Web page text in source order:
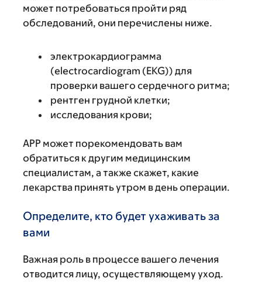
может потребоваться пройти ряд
обследований, они перечислены ниже.
электрокардиограмма
(electrocardiogram (EKG)) для
проверки вашего сердечного ритма;
рентген грудной клетки;
исследования крови;
APP может порекомендовать вам
обратиться к другим медицинским
специалистам, а также скажет, какие
лекарства принять утром в день операции.
Определите, кто будет ухаживать за
вами
Важная роль в процессе вашего лечения
отводится лицу, осуществляющему уход.